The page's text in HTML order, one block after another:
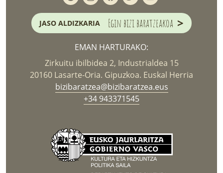
JASO ALDIZKARIA Egin bizi baratzeakoa >
EMAN HARTURAKO:
Zirkuitu ibilbidea 2, Industrialdea 15
20160 Lasarte-Oria. Gipuzkoa. Euskal Herria
bizibaratzea@bizibaratzea.eus
+34 943371545